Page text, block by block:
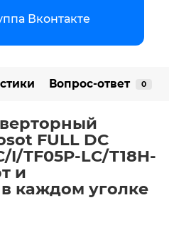
Вконтакте
Вопрос-ответ 0
FULL DC
I/TF05P-LC/T18H-
и
каждом уголке